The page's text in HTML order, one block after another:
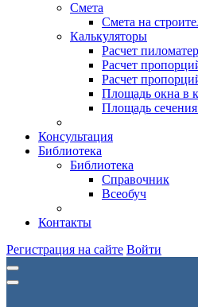
Смета
Смета на
Калькуляторы
Расчет
Расчет
Расчет
Площадь окна в
Площадь сечения
Консультация
Библиотека
Библиотека
Справочник
Всеобуч
Контакты
Регистрация на сайте Войти